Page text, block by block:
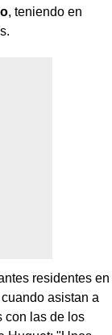
, teniendo en
residentes en
cuando asistan a
con las de los